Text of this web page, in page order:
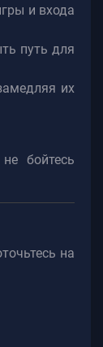
и входа
путь для
их
бойтесь
на